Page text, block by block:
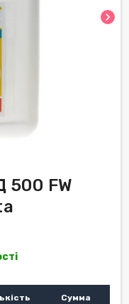
chevron_right
500 FW
Сумма